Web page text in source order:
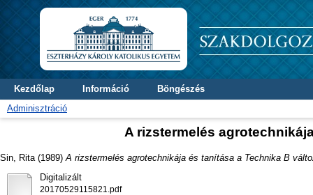
Kezdőlap Információ
Böngészés
Adminisztráció
A rizstermelés
Sin, Rita (1989) A rizstermelés agrotechnikája és tanítása a Technika B
Digitalizált
20170529115821.pdf